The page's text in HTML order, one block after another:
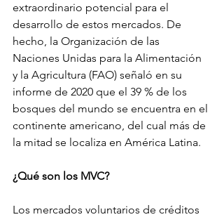
extraordinario potencial para el
desarrollo de estos mercados. De
hecho, la Organización de las
Naciones Unidas para la Alimentación
y la Agricultura (FAO) señaló en su
informe de 2020 que el 39 % de los
bosques del mundo se encuentra en el
continente americano, del cual más de
la mitad se localiza en América Latina.
¿Qué son los MVC?
Los mercados voluntarios de créditos